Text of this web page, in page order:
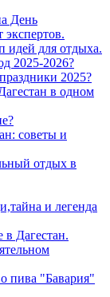
День
идей для отдыха.
2025-2026?
2025?
в одном
советы и
отдых в
и легенда
в Дагестан.
пива "Бавария"